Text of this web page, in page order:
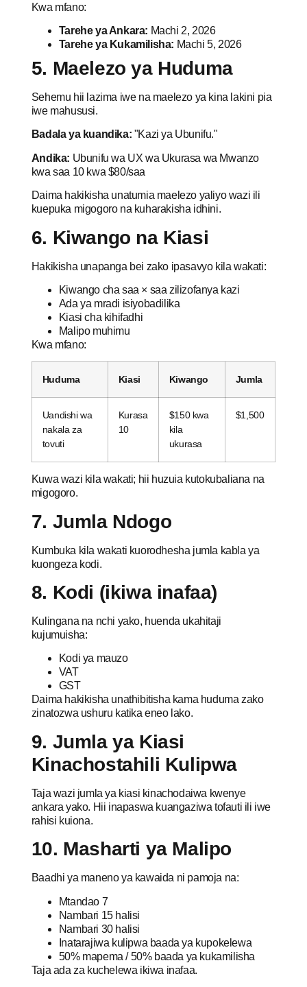
Kwa mfano:
Tarehe ya Ankara: Machi 2, 2026
Tarehe ya Kukamilisha: Machi 5, 2026
5. Maelezo ya Huduma
Sehemu hii lazima iwe na maelezo ya kina lakini pia
iwe mahususi.
Badala ya kuandika: "Kazi ya Ubunifu."
Andika: Ubunifu wa UX wa Ukurasa wa Mwanzo
kwa saa 10 kwa $80/saa
Daima hakikisha unatumia maelezo yaliyo wazi ili
kuepuka migogoro na kuharakisha idhini.
6. Kiwango na Kiasi
Hakikisha unapanga bei zako ipasavyo kila wakati:
Kiwango cha saa × saa zilizofanya kazi
Ada ya mradi isiyobadilika
Kiasi cha kihifadhi
Malipo muhimu
Kwa mfano:
Huduma Kiasi Kiwango Jumla
Uandishi wa
nakala za
tovuti
Kurasa
10
$150 kwa
kila
ukurasa
$1,500
Kuwa wazi kila wakati; hii huzuia kutokubaliana na
migogoro.
7. Jumla Ndogo
Kumbuka kila wakati kuorodhesha jumla kabla ya
kuongeza kodi.
8. Kodi (ikiwa inafaa)
Kulingana na nchi yako, huenda ukahitaji
kujumuisha:
Kodi ya mauzo
VAT
GST
Daima hakikisha unathibitisha kama huduma zako
zinatozwa ushuru katika eneo lako.
9. Jumla ya Kiasi
Kinachostahili Kulipwa
Taja wazi jumla ya kiasi kinachodaiwa kwenye
ankara yako. Hii inapaswa kuangaziwa tofauti ili iwe
rahisi kuiona.
10. Masharti ya Malipo
Baadhi ya maneno ya kawaida ni pamoja na:
Mtandao 7
Nambari 15 halisi
Nambari 30 halisi
Inatarajiwa kulipwa baada ya kupokelewa
50% mapema / 50% baada ya kukamilisha
Taja ada za kuchelewa ikiwa inafaa.